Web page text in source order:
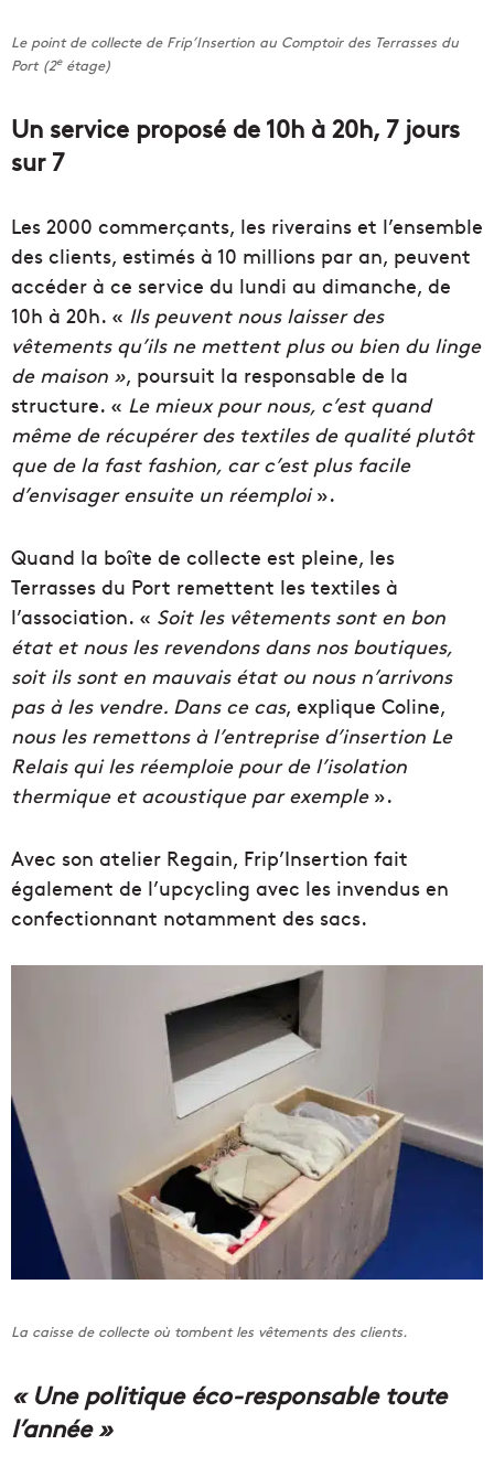
Le point de collecte de Frip’Insertion au Comptoir des Terrasses du
Port (2eétage)
Un service proposé de 10h à 20h, 7 jours
sur 7
Les 2000 commerçants, les riverains et l’ensemble
des clients, estimés à 10 millions par an, peuvent
accéder à ce service du lundi au dimanche, de
10h à 20h. « Ils peuvent nous laisser des
vêtements qu’ils ne mettent plus ou bien du linge
de maison », poursuit la responsable de la
structure. « Le mieux pour nous, c’est quand
même de récupérer des textiles de qualité plutôt
que de la fast fashion, car c’est plus facile
d’envisager ensuite un réemploi».
Quand la boîte de collecte est pleine, les
Terrasses du Port remettent les textiles à
l’association. « Soit les vêtements sont en bon
état et nous les revendons dans nos boutiques,
soit ils sont en mauvais état ou nous n’arrivons
pas à les vendre. Dans ce cas, explique Coline,
nous les remettons à l’entreprise d’insertion Le
Relais qui les réemploie pour de l’isolation
thermique et acoustique par exemple».
Avec son atelier Regain, Frip’Insertion fait
également de l’upcycling avec les invendus en
confectionnant notamment des sacs.
La caisse de collecte où tombent les vêtements des clients.
« Une politique éco-responsable toute
l’année »